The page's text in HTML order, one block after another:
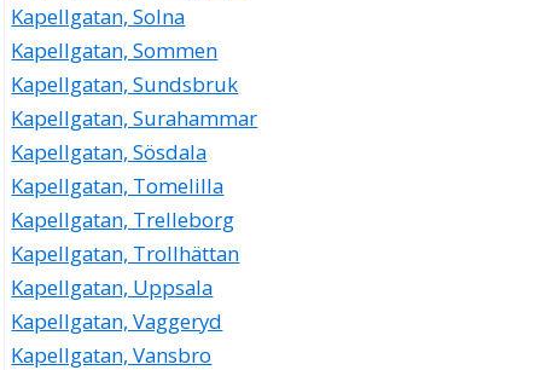
Kapellgatan, Solna
Kapellgatan, Sommen
Kapellgatan, Sundsbruk
Kapellgatan, Surahammar
Kapellgatan, Sösdala
Kapellgatan, Tomelilla
Kapellgatan, Trelleborg
Kapellgatan, Trollhättan
Kapellgatan, Uppsala
Kapellgatan, Vaggeryd
Kapellgatan, Vansbro